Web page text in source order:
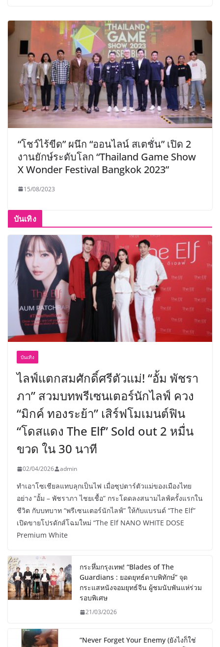
“โชว์ไร้ขีด” ผนึก “ออนไลน์ สเตชั่น” เปิด 2
งานยักษ์ระดับโลก “Thailand Game Show
X Wonder Festival Bangkok 2023”
15/08/2023
บันเทิง
บันเทิง
ไลฟ์แตกสมศักดิ์ศรีตัวแม่! “อั้ม พัชรา
ภา” สวมบทพรีเซนเตอร์นักไลฟ์ ควง
“มิกค์ ทองระย้า” เสิร์ฟโมเมนต์ฟิน
“โดสแดง The Elf” Sold out 2 หมื่น
ขวด ใน 30 นาที
02/04/2026 admin
ทำเอาโซเชียลแทบลุกเป็นไฟ เมื่อซุปตาร์ตัวแม่ของเมืองไทย
อย่าง “อั้ม – พัชราภา ไชยเชื้อ” กระโดดลงสนามไลฟ์ครั้งแรกใน
ชีวิต กับบทบาท “พรีเซนเตอร์นักไลฟ์” ให้กับแบรนด์ “The Elf”
เปิดขายโปรดักส์โฉมใหม่ “The Elf NANO WHITE DOSE
Premium White
กระหึ่มกรุงเทพ! “Blades of The
Guardians : ยอดยุทธ์ดาบพิทักษ์” จุด
กระแสหนังจอมยุทธ์จีน ผู้ชมนับพันแห่ร่วม
รอบพิเศษ
21/03/2026
“Never Forget Your Enemy (ยังไงก็ใช่